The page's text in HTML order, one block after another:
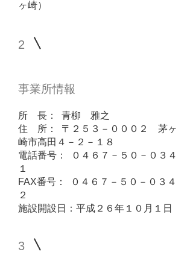
ヶ崎）
2
事業所情報
所 長： 青柳 雅之
住 所： 〒２５３－０００２ 茅ヶ
崎市高田４－２－１８
電話番号： ０４６７－５０－０３４
１
FAX番号： ０４６７－５０－０３４
２
施設開設日：平成２６年１０月１日
3